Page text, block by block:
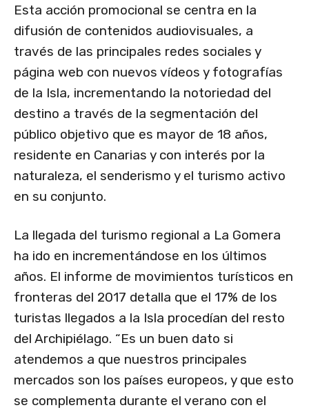
Esta acción promocional se centra en la
difusión de contenidos audiovisuales, a
través de las principales redes sociales y
página web con nuevos vídeos y fotografías
de la Isla, incrementando la notoriedad del
destino a través de la segmentación del
público objetivo que es mayor de 18 años,
residente en Canarias y con interés por la
naturaleza, el senderismo y el turismo activo
en su conjunto.
La llegada del turismo regional a La Gomera
ha ido en incrementándose en los últimos
años. El informe de movimientos turísticos en
fronteras del 2017 detalla que el 17% de los
turistas llegados a la Isla procedían del resto
del Archipiélago. “Es un buen dato si
atendemos a que nuestros principales
mercados son los países europeos, y que esto
se complementa durante el verano con el